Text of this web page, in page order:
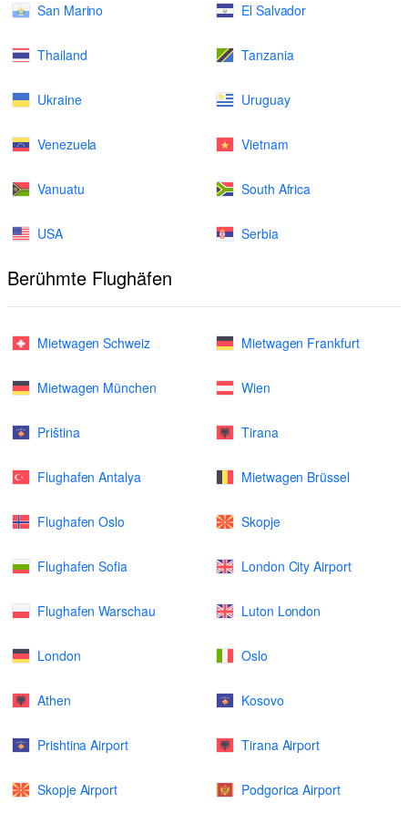
San Marino El Salvador
Thailand Tanzania
Ukraine Uruguay
Venezuela Vietnam
Vanuatu South Africa
USA Serbia
Berühmte Flughäfen
Mietwagen Schweiz Mietwagen Frankfurt
Mietwagen München Wien
Priština Tirana
Flughafen Antalya Mietwagen Brüssel
Flughafen Oslo Skopje
Flughafen Sofia London City Airport
Flughafen Warschau Luton London
London Oslo
Athen Kosovo
Prishtina Airport Tirana Airport
Skopje Airport Podgorica Airport